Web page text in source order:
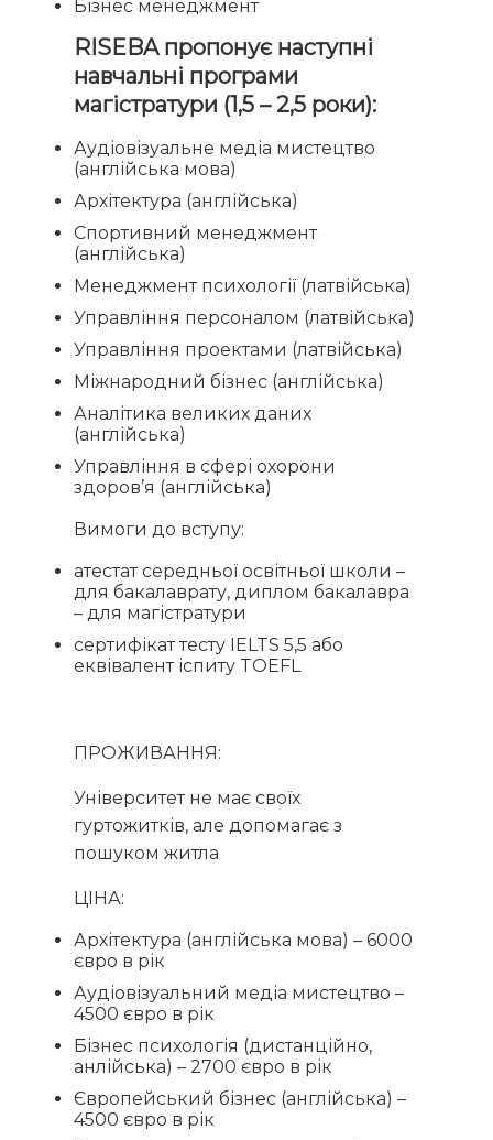
Бізнес менеджмент
RISEBA пропонує наступні
навчальні програми
магістратури (1,5 – 2,5 роки):
Аудіовізуальне медіа мистецтво
(англійська мова)
Архітектура (англійська)
Спортивний менеджмент
(англійська)
Менеджмент психології (латвійська)
Управління персоналом (латвійська)
Управління проектами (латвійська)
Міжнародний бізнес (англійська)
Аналітика великих даних
(англійська)
Управління в сфері охорони
здоров’я (англійська)
Вимоги до вступу:
атестат середньої освітньої школи –
для бакалаврату, диплом бакалавра
– для магістратури
сертифікат тесту IELTS 5,5 або
еквівалент іспиту TOEFL
ПРОЖИВАННЯ:
Університет не має своїх
гуртожитків, але допомагає з
пошуком житла
ЦІНА:
Архітектура (англійська мова) – 6000
євро в рік
Аудіовізуальний медіа мистецтво –
4500 євро в рік
Бізнес психологія (дистанційно,
анлійська) – 2700 євро в рік
Європейський бізнес (англійська) –
4500 євро в рік